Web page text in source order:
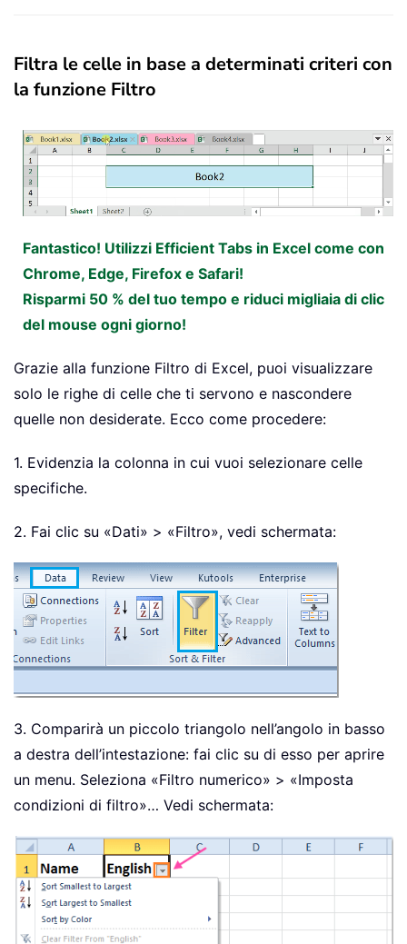
Filtra le celle in base a determinati criteri con
la funzione Filtro
Fantastico! Utilizzi Efficient Tabs in Excel come con
Chrome, Edge, Firefox e Safari!
Risparmi 50 % del tuo tempo e riduci migliaia di clic
del mouse ogni giorno!
Grazie alla funzione Filtro di Excel, puoi visualizzare
solo le righe di celle che ti servono e nascondere
quelle non desiderate. Ecco come procedere:
1. Evidenzia la colonna in cui vuoi selezionare celle
specifiche.
2. Fai clic su «Dati» > «Filtro», vedi schermata:
3. Comparirà un piccolo triangolo nell’angolo in basso
a destra dell’intestazione: fai clic su di esso per aprire
un menu. Seleziona «Filtro numerico» > «Imposta
condizioni di filtro»… Vedi schermata: